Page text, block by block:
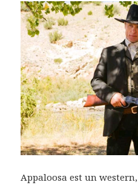
Appaloosa est un